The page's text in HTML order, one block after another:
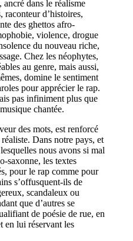
dans le réalisme
raconteur d’histoires,
des ghettos afro-
violence, drogue
du nouveau riche,
Chez les néophytes,
au genre, mais aussi,
domine le sentiment
pour apprécier le rap.
pas infiniment plus que
chantée.
des mots, est renforcé
Dans notre pays, et
nous avons si mal
saxonne, les textes
pour le rap comme pour
s’offusquent-ils de
scandaleux ou
que d’autres se
de poésie de rue, en
en lui réservant les